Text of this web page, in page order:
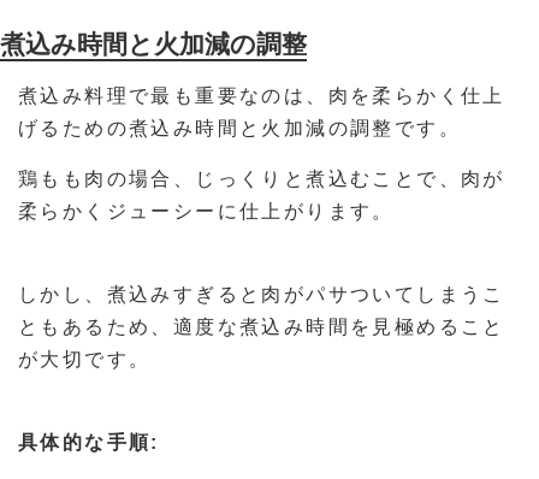
煮込み時間と火加減の調整
煮込み料理で最も重要なのは、肉を柔らかく仕上
げるための煮込み時間と火加減の調整です。
鶏もも肉の場合、じっくりと煮込むことで、肉が
柔らかくジューシーに仕上がります。
しかし、煮込みすぎると肉がパサついてしまうこ
ともあるため、適度な煮込み時間を見極めること
が大切です。
具体的な手順: